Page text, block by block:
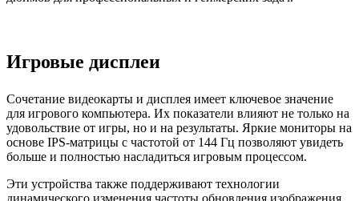
Игровые дисплеи
Сочетание видеокарты и дисплея имеет ключевое значение
для игрового компьютера. Их показатели влияют не только на
удовольствие от игры, но и на результаты. Яркие мониторы на
основе IPS-матрицы с частотой от 144 Гц позволяют увидеть
больше и полностью насладиться игровым процессом.
Эти устройства также поддерживают технологии